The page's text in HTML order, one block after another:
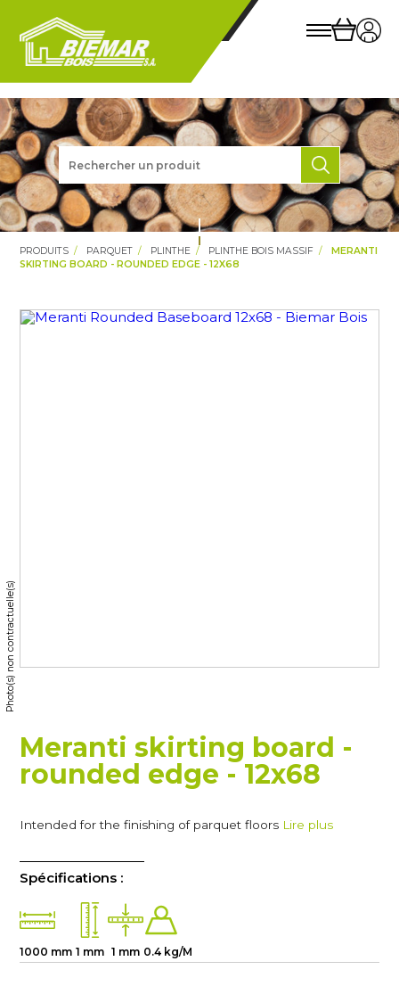
PRODUITS PARQUET PLINTHE PLINTHE BOIS MASSIF
MERANTI
SKIRTING BOARD - ROUNDED EDGE - 12X68
Photo(s) non contractuelle(s)
Meranti skirting board -
rounded edge - 12x68
Intended for the finishing of parquet floors Lire plus
Spécifications :
1000 mm 1 mm 1 mm 0.4 kg/M